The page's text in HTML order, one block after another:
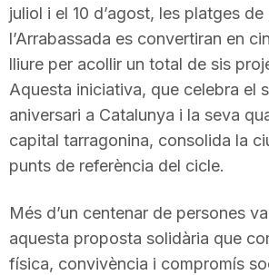
juliol i el 10 d’agost, les platges
l’Arrabassada es convertiran en
lliure per acollir un total de sis
Aquesta iniciativa, que celebra el
aniversari a Catalunya i la seva
capital tarragonina, consolida la
punts de referència del cicle.
Més d’un centenar de persones
aquesta proposta solidària que
física, convivència i compromís